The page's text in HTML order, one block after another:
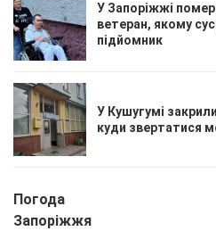
У Запоріжжі
ветеран, якому
підйомник
У Кушугумі
куди звертатися
Погода
Запоріжжя